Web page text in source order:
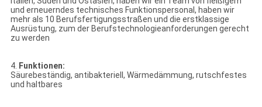
und erneuerndes technisches Funktionspersonal, haben wir
mehr als 10 Berufsfertigungsstraßen und die erstklassige
Ausrüstung, zum der Berufstechnologieanforderungen gerecht
zu werden
4. Funktionen:
Säurebeständig, antibakteriell, Wärmedämmung, rutschfestes
und haltbares